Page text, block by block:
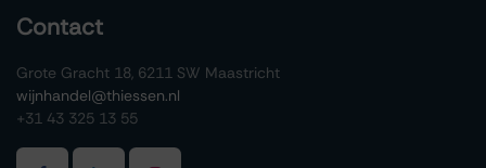
Contact
Grote Gracht 18, 6211 SW Maastricht
wijnhandel@thiessen.nl
+31 43 325 13 55